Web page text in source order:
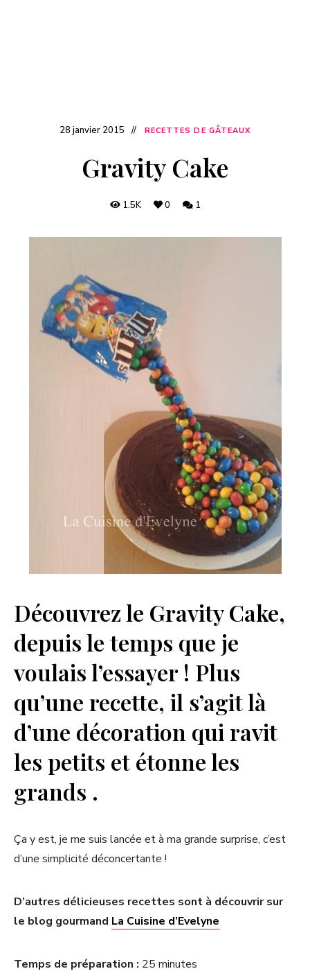
28 janvier 2015 RECETTES DE GÂTEAUX
Gravity Cake
1.5K 0 1
Découvrez le Gravity Cake,
depuis le temps que je
voulais l’essayer ! Plus
qu’une recette, il s’agit là
d’une décoration qui ravit
les petits et étonne les
grands .
Ça y est, je me suis lancée et à ma grande surprise, c’est
d’une simplicité déconcertante !
D’autres délicieuses recettes sont à découvrir sur
le blog gourmand La Cuisine d’Evelyne
Temps de préparation : 25 minutes